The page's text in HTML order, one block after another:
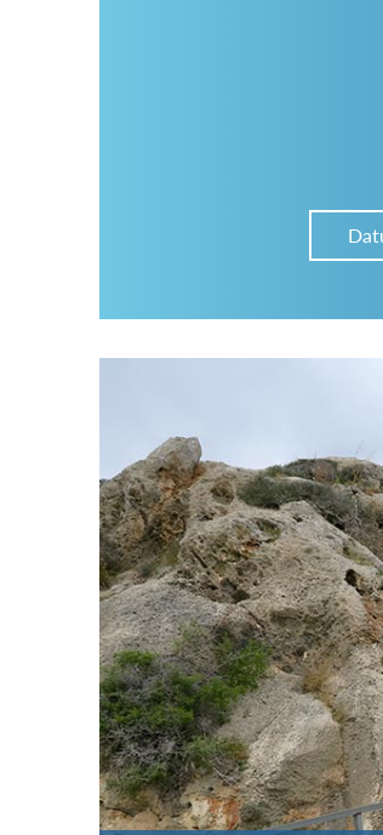
Land:
Region:
Gebirge:
Suchbegriff: